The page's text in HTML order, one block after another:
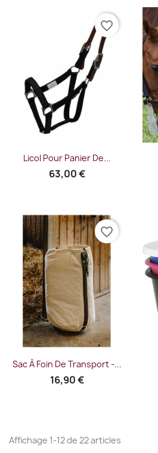
Licol Pour Panier De...
63,00 €
favorite_border
Sac À Foin De Transport -...
16,90 €
favorite_border
Affichage 1-12 de 22 articles